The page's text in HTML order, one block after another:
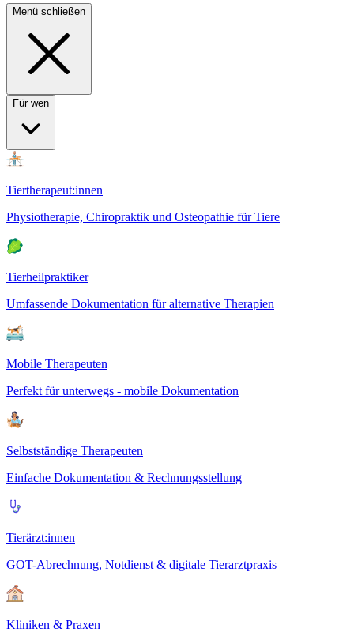
Menü schließen
Für wen
Tiertherapeut:innen
Physiotherapie, Chiropraktik und Osteopathie für Tiere
Tierheilpraktiker
Umfassende Dokumentation für alternative Therapien
Mobile Therapeuten
Perfekt für unterwegs - mobile Dokumentation
Selbstständige Therapeuten
Einfache Dokumentation & Rechnungsstellung
Tierärzt:innen
GOT-Abrechnung, Notdienst & digitale Tierarztpraxis
Kliniken & Praxen